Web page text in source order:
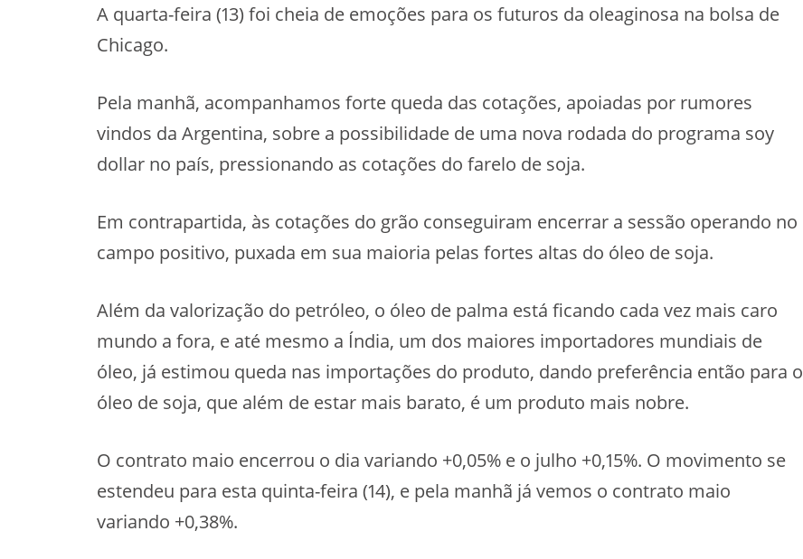
A quarta-feira (13) foi cheia de emoções para os futuros da oleaginosa na bolsa de
Chicago.
Pela manhã, acompanhamos forte queda das cotações, apoiadas por rumores
vindos da Argentina, sobre a possibilidade de uma nova rodada do programa soy
dollar no país, pressionando as cotações do farelo de soja.
Em contrapartida, às cotações do grão conseguiram encerrar a sessão operando no
campo positivo, puxada em sua maioria pelas fortes altas do óleo de soja.
Além da valorização do petróleo, o óleo de palma está ficando cada vez mais caro
mundo a fora, e até mesmo a Índia, um dos maiores importadores mundiais de
óleo, já estimou queda nas importações do produto, dando preferência então para o
óleo de soja, que além de estar mais barato, é um produto mais nobre.
O contrato maio encerrou o dia variando +0,05% e o julho +0,15%. O movimento se
estendeu para esta quinta-feira (14), e pela manhã já vemos o contrato maio
variando +0,38%.